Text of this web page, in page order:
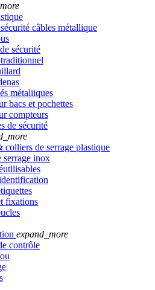
câbles métallique
sécurité
métaliiques
bacs et pochettes
compteurs
de sécurité
colliers de serrage plastique
serrage inox
fixations
expand_more
contrôle